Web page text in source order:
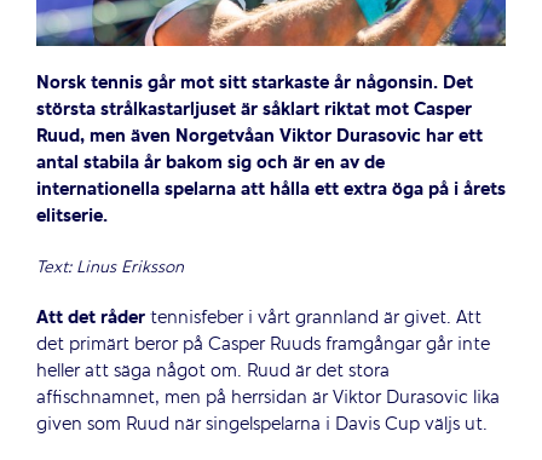
Norsk tennis går mot sitt starkaste år någonsin. Det
största strålkastarljuset är såklart riktat mot Casper
Ruud, men även Norgetvåan Viktor Durasovic har ett
antal stabila år bakom sig och är en av de
internationella spelarna att hålla ett extra öga på i årets
elitserie.
Text: Linus Eriksson
Att det rådertennisfeber i vårt grannland är givet. Att
det primärt beror på Casper Ruuds framgångar går inte
heller att säga något om. Ruud är det stora
affischnamnet, men på herrsidan är Viktor Durasovic lika
given som Ruud när singelspelarna i Davis Cup väljs ut.